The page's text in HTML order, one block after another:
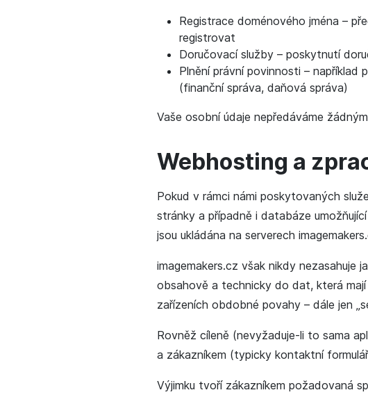
Registrace doménového jména –
registrovat
Doručovací služby – poskytnutí
Plnění právní povinnosti –
(finanční správa, daňová správa)
Vaše osobní údaje nepředáváme
Webhosting a
Pokud v rámci námi poskytovaných
stránky a případně i databáze
jsou ukládána na serverech
imagemakers.cz však nikdy nezasahuje
obsahově a technicky do dat, která
zařízeních obdobné povahy – dále jen
Rovněž cíleně (nevyžaduje-li to sama
a zákazníkem (typicky kontaktní
Výjimku tvoří zákazníkem požadovaná